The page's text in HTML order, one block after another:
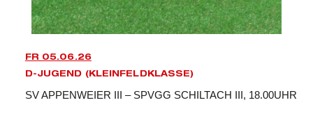
FR 05.06.26
D-JUGEND (KLEINFELDKLASSE)
SV APPENWEIER III – SPVGG SCHILTACH III, 18.00UHR